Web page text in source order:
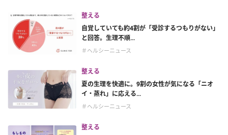
整える
自覚していても約4割が「受診するつもりがない」
と回答。生理不順...
＃ヘルシーニュース
整える
夏の生理を快適に。9割の女性が気になる「ニオ
イ・蒸れ」に応える...
＃ヘルシーニュース
整える